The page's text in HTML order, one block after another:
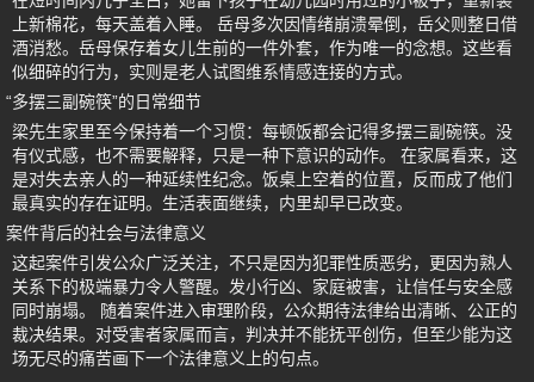
上新棉花，每天盖着入睡。 岳母多次因情绪崩溃晕倒，岳父则整日借
酒消愁。岳母保存着女儿生前的一件外套，作为唯一的念想。这些看
似细碎的行为，实则是老人试图维系情感连接的方式。
“多摆三副碗筷”的日常细节
梁先生家里至今保持着一个习惯：每顿饭都会记得多摆三副碗筷。没
有仪式感，也不需要解释，只是一种下意识的动作。 在家属看来，这
是对失去亲人的一种延续性纪念。饭桌上空着的位置，反而成了他们
最真实的存在证明。生活表面继续，内里却早已改变。
案件背后的社会与法律意义
这起案件引发公众广泛关注，不只是因为犯罪性质恶劣，更因为熟人
关系下的极端暴力令人警醒。发小行凶、家庭被害，让信任与安全感
同时崩塌。 随着案件进入审理阶段，公众期待法律给出清晰、公正的
裁决结果。对受害者家属而言，判决并不能抚平创伤，但至少能为这
场无尽的痛苦画下一个法律意义上的句点。